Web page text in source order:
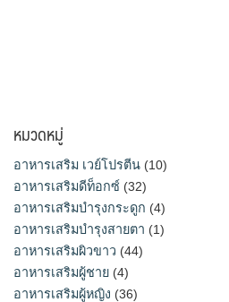
หมวดหมู่
อาหารเสริม เวย์โปรตีน (10)
อาหารเสริมดีท็อกซ์ (32)
อาหารเสริมบำรุงกระดูก (4)
อาหารเสริมบำรุงสายตา (1)
อาหารเสริมผิวขาว (44)
อาหารเสริมผู้ชาย (4)
อาหารเสริมผู้หญิง (36)